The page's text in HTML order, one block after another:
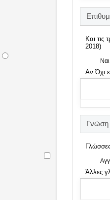
Και τις
2018)
Ναι
Αν Όχι
Γνώση
Άλλες